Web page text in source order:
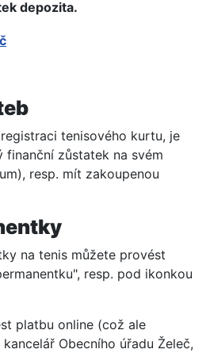
depozita.
tenisového kurtu, je
zůstatek na svém
resp. mít zakoupenou
na tenis můžete provést
resp. pod ikonkou
platbu online (což ale
Obecního úřadu Želeč,